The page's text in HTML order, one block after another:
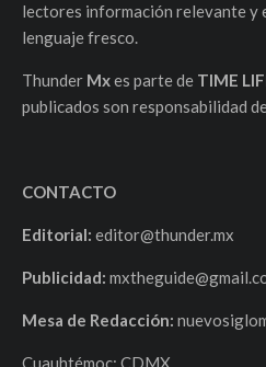
lectores información relevante y
lenguaje fresco.
Thunder Mxes parte de TIME
publicados son responsabilidad
CONTACTO
Editorial: editor@thunder.mx
Publicidad:
Mesa de Redacción:
Cuauhtémoc; CDMX